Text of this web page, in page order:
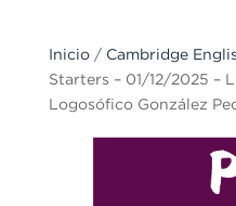
Inicio/ Cambridge
Starters – 01/12/2025 –
Logosófico González